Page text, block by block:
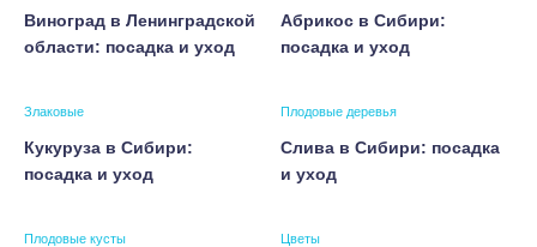
Виноград в Ленинградской
области: посадка и уход
Абрикос в Сибири:
посадка и уход
Злаковые
Кукуруза в Сибири:
посадка и уход
Плодовые деревья
Слива в Сибири: посадка
и уход
Плодовые кусты Цветы